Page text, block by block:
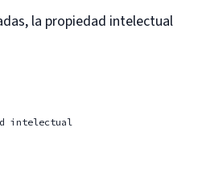
la propiedad intelectual
intelectual